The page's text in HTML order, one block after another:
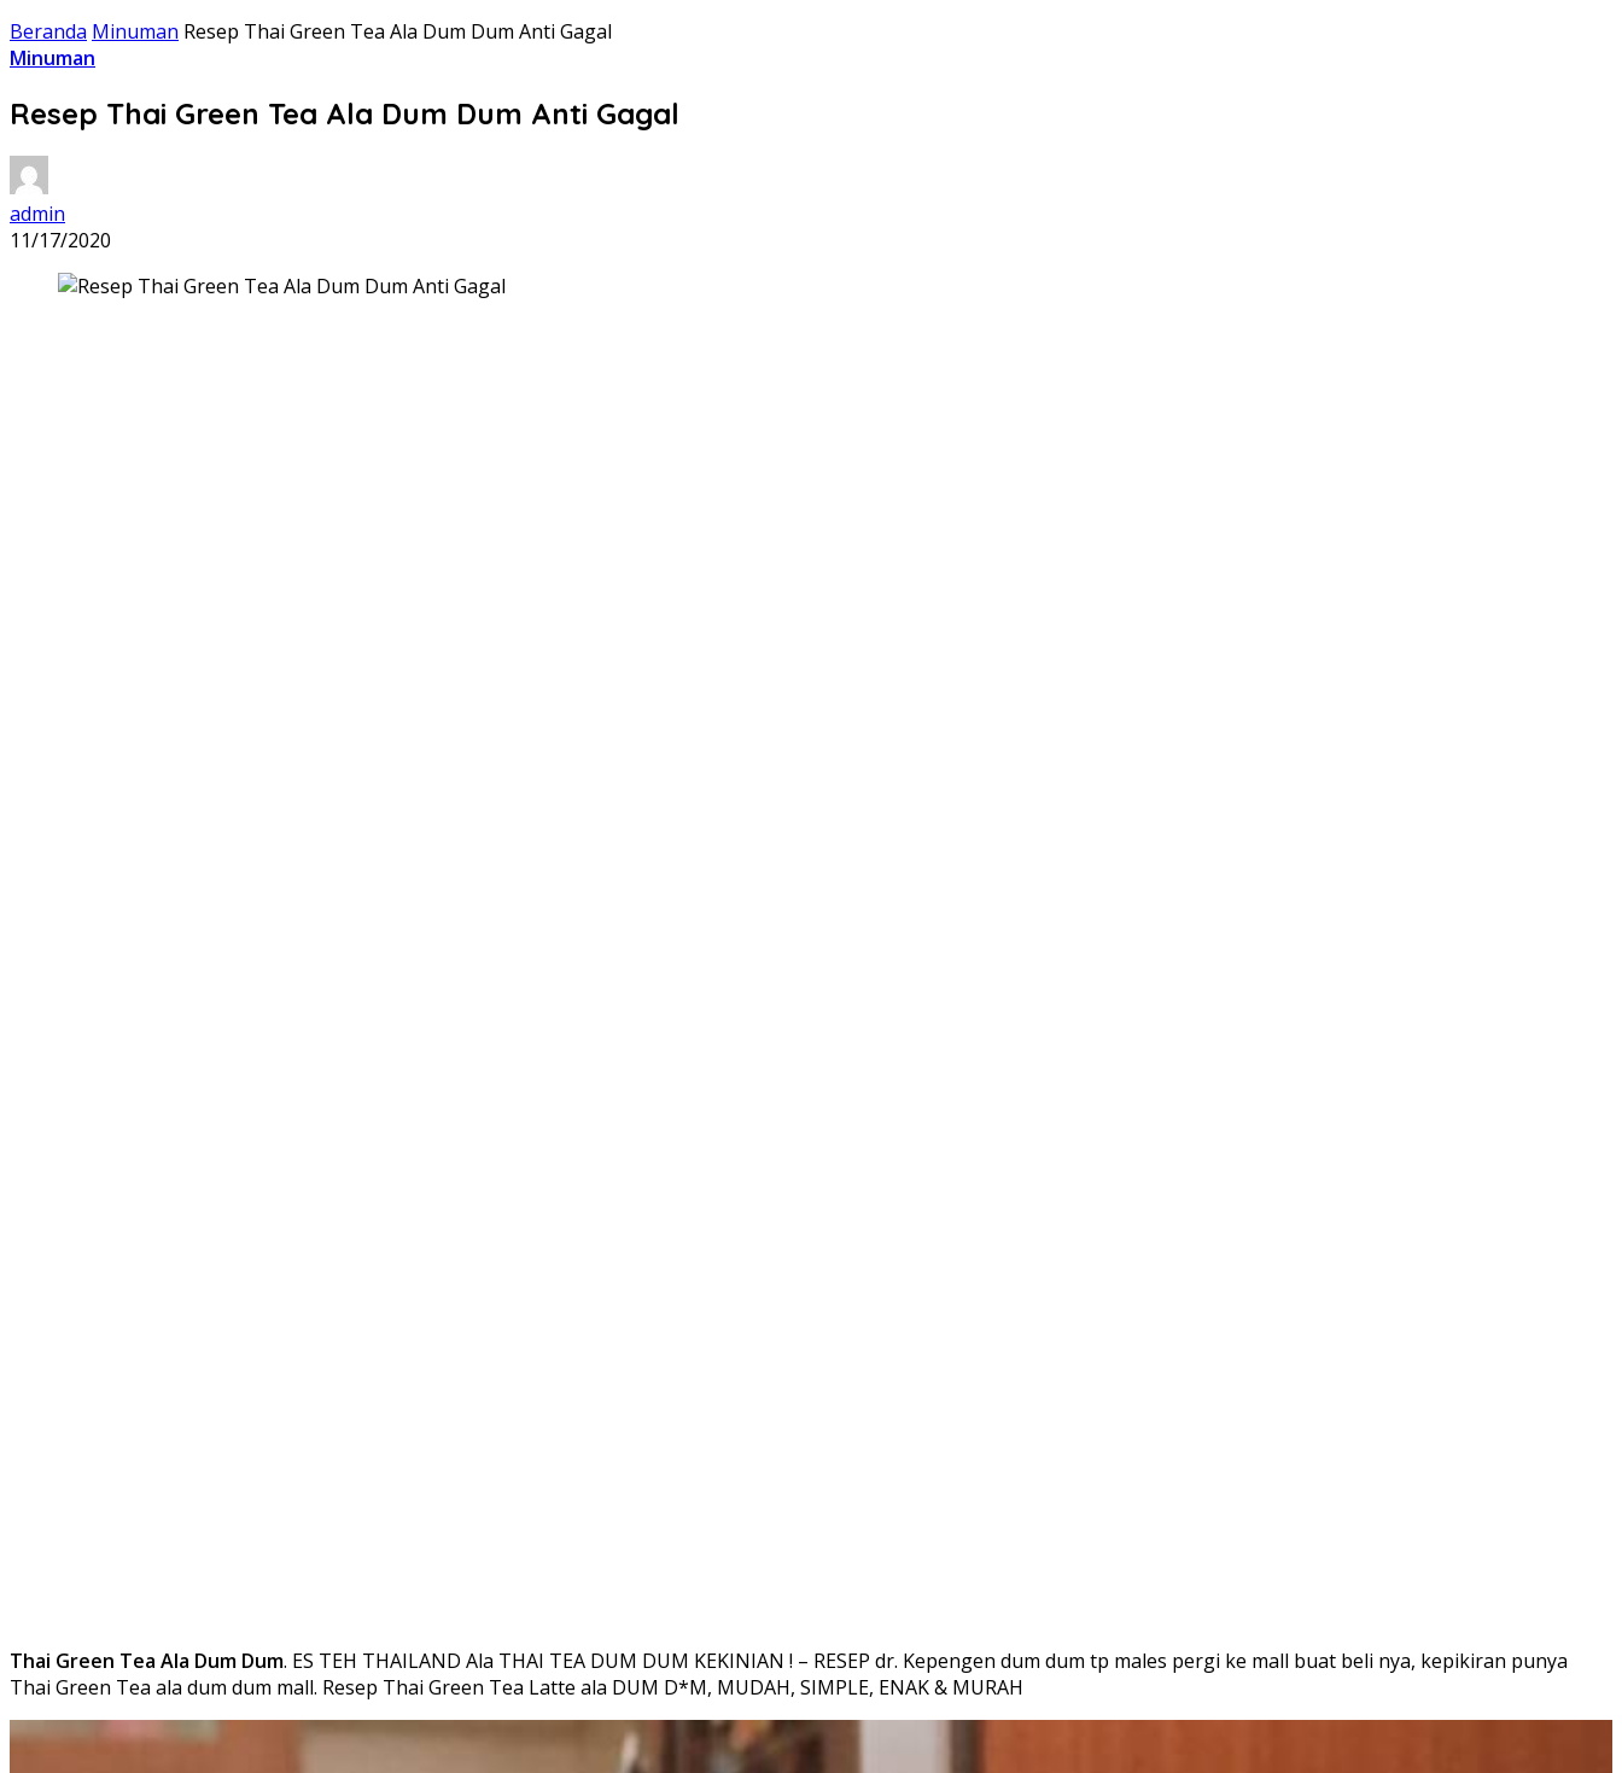
Beranda Minuman Resep Thai Green Tea Ala Dum Dum Anti Gagal
Minuman
Resep Thai Green Tea Ala Dum Dum Anti Gagal
admin
11/17/2020
Thai Green Tea Ala Dum Dum. ES TEH THAILAND Ala THAI TEA DUM DUM KEKINIAN ! – RESEP dr. Kepengen dum dum tp males pergi ke mall buat beli nya, kepikiran punya
Thai Green Tea ala dum dum mall. Resep Thai Green Tea Latte ala DUM D*M, MUDAH, SIMPLE, ENAK & MURAH